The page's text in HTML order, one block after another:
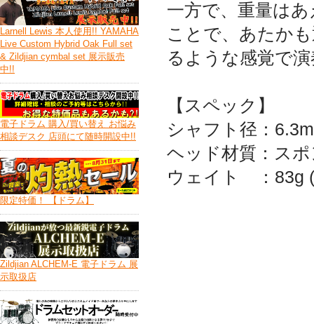
Larnell Lewis 本人使用!! YAMAHA
Live Custom Hybrid Oak Full set
& Zildjian cymbal set 展示販売
中!!
電子ドラム 購入/買い替え お悩み
相談デスク 店頭にて随時開設中!!
限定特価！ 【ドラム】
Zildjian ALCHEM-E 電子ドラム 展
示取扱店
一方で、重量は
ことで、あたか
るような感覚で
【スペック】
シャフト径：
ヘッド材質：ス
ウェイト ：83g